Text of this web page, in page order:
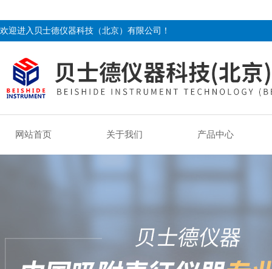
欢迎进入贝士德仪器科技（北京）有限公司！
网站首页 关于我们 产品中心